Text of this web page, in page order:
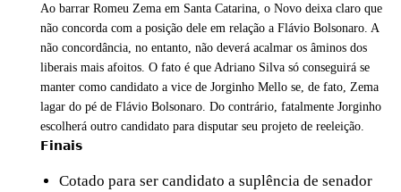
Ao barrar Romeu Zema em Santa Catarina, o Novo deixa claro que
não concorda com a posição dele em relação a Flávio Bolsonaro. A
não concordância, no entanto, não deverá acalmar os âminos dos
liberais mais afoitos. O fato é que Adriano Silva só conseguirá se
manter como candidato a vice de Jorginho Mello se, de fato, Zema
lagar do pé de Flávio Bolsonaro. Do contrário, fatalmente Jorginho
escolherá outro candidato para disputar seu projeto de reeleição.
𝗙𝗶𝗻𝗮𝗶𝘀
Cotado para ser candidato a suplência de senador